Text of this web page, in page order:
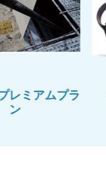
レミアムプラ
ン